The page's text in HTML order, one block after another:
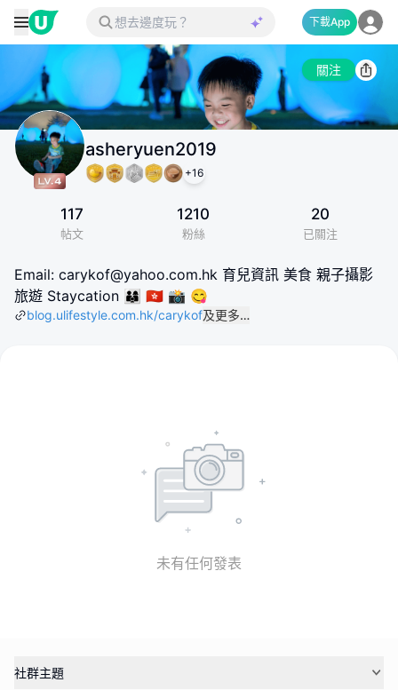
下載App
關注
asheryuen2019
+16
117
帖文
1210
粉絲
20
已關注
Email: carykof@yahoo.com.hk 育兒資訊 美食 親子攝影
旅遊 Staycation 👨‍👩‍👦 🇭🇰 📸 😋
blog.ulifestyle.com.hk/carykof及更多…
未有任何發表
社群主題